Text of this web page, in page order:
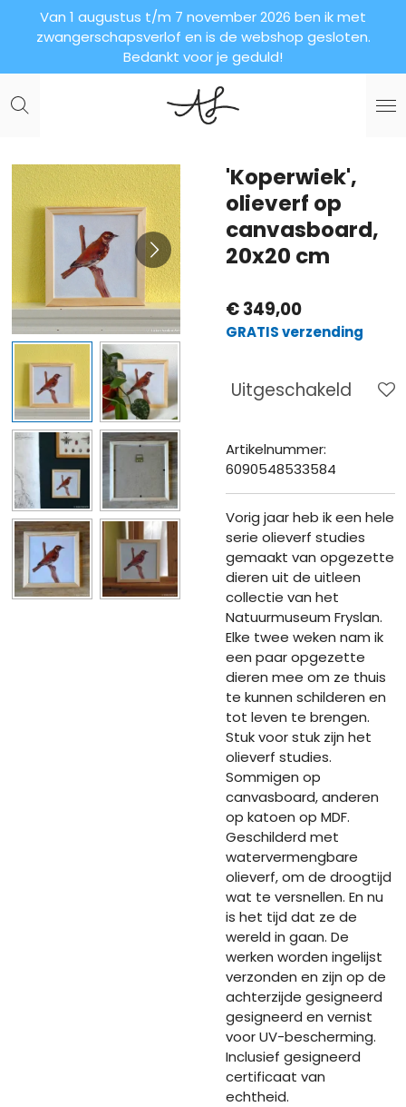
direct
de
hoofdinhoud
Van 1 augustus t/m 7 november 2026 ben ik met
zwangerschapsverlof en is de webshop gesloten.
Bedankt voor je geduld!
'Koperwiek',
olieverf op
canvasboard,
20x20 cm
€ 349,00
GRATIS verzending
Uitgeschakeld
Artikelnummer:
6090548533584
Vorig jaar heb ik een hele
serie olieverf studies
gemaakt van opgezette
dieren uit de uitleen
collectie van het
Natuurmuseum Fryslan.
Elke twee weken nam ik
een paar opgezette
dieren mee om ze thuis
te kunnen schilderen en
tot leven te brengen.
Stuk voor stuk zijn het
olieverf studies.
Sommigen op
canvasboard, anderen
op katoen op MDF.
Geschilderd met
watervermengbare
olieverf, om de droogtijd
wat te versnellen. En nu
is het tijd dat ze de
wereld in gaan. De
werken worden ingelijst
verzonden en zijn op de
achterzijde gesigneerd
gesigneerd en vernist
voor UV-bescherming.
Inclusief gesigneerd
certificaat van
echtheid.